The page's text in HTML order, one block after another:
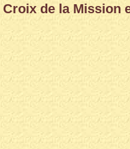
Croix de la Mission